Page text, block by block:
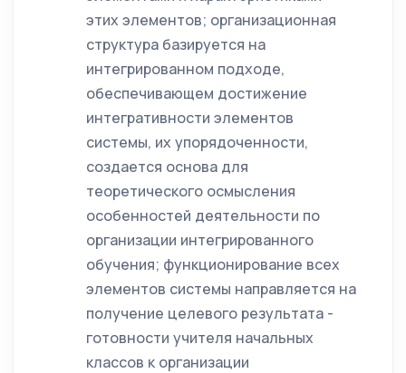
этих элементов; организационная
структура базируется на
интегрированном подходе,
обеспечивающем достижение
интегративности элементов
системы, их упорядоченности,
создается основа для
теоретического осмысления
особенностей деятельности по
организации интегрированного
обучения; функционирование всех
элементов системы направляется на
получение целевого результата -
готовности учителя начальных
классов к организации